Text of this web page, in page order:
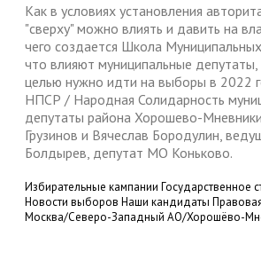
Как в условиях установления
"сверху" можно влиять и давить на
чего создается Школа
что влияют муниципальные депутаты,
целью нужно идти на выборы в 2022
НПСР / Народная Солидарность
депутаты района Хорошево-
Грузинов и Вячеслав Бородулин,
Болдырев, депутат МО Коньково.
Избирательные кампании Государственное
Новости выборов Наши кандидаты
Москва/Северо-Западный АО/Хорошёво-